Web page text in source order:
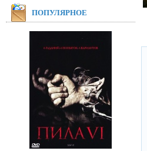
ПОПУЛЯРНОЕ